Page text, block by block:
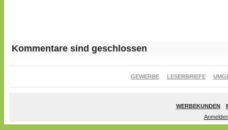
Kommentare sind geschlossen
GEWERBE LESERBRIEFE
WERBEKUNDEN
Anmelden